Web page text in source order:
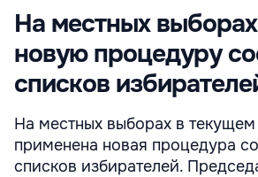
На местных
новую процедуру
списков
На местных выборах в текущем
применена новая процедура
списков избирателей.